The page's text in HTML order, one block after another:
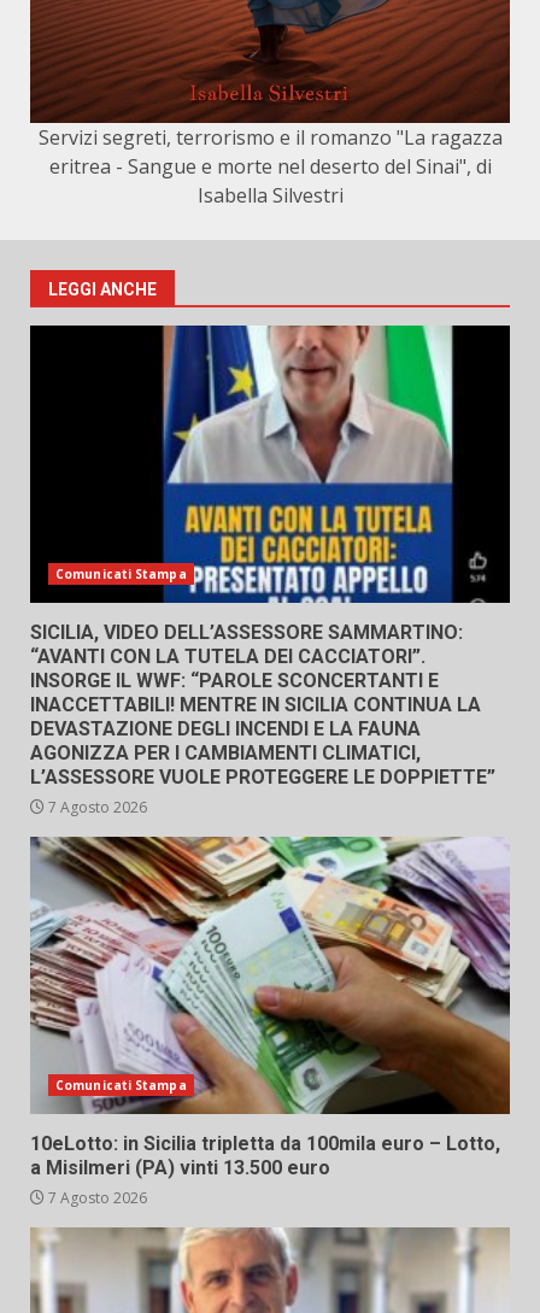
Servizi segreti, terrorismo e il romanzo "La ragazza
eritrea - Sangue e morte nel deserto del Sinai", di
Isabella Silvestri
LEGGI ANCHE
Comunicati Stampa
SICILIA, VIDEO DELL’ASSESSORE SAMMARTINO:
“AVANTI CON LA TUTELA DEI CACCIATORI”.
INSORGE IL WWF: “PAROLE SCONCERTANTI E
INACCETTABILI! MENTRE IN SICILIA CONTINUA LA
DEVASTAZIONE DEGLI INCENDI E LA FAUNA
AGONIZZA PER I CAMBIAMENTI CLIMATICI,
L’ASSESSORE VUOLE PROTEGGERE LE DOPPIETTE”
7 Agosto 2026
Comunicati Stampa
10eLotto: in Sicilia tripletta da 100mila euro – Lotto,
a Misilmeri (PA) vinti 13.500 euro
7 Agosto 2026